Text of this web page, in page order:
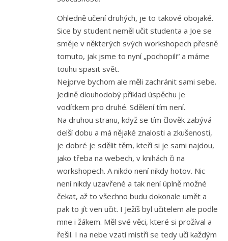
Ohledně učení druhých, je to takové obojaké.
Sice by student neměl učit studenta a Joe se
směje v některých svých workshopech přesně
tomuto, jak jsme to nyní „pochopili“ a máme
touhu spasit svět.
Nejprve bychom ale měli zachránit sami sebe.
Jedině dlouhodobý příklad úspěchu je
vodítkem pro druhé. Sdělení tím není.
Na druhou stranu, když se tím člověk zabývá
delší dobu a má nějaké znalosti a zkušenosti,
je dobré je sdělit těm, kteří si je sami najdou,
jako třeba na webech, v knihách či na
workshopech. A nikdo není nikdy hotov. Nic
není nikdy uzavřené a tak není úplně možné
čekat, až to všechno budu dokonale umět a
pak to jít ven učit. I Ježíš byl učitelem ale podle
mne i žákem. Měl své věci, které si prožíval a
řešil. I na nebe vzatí mistři se tedy učí každým